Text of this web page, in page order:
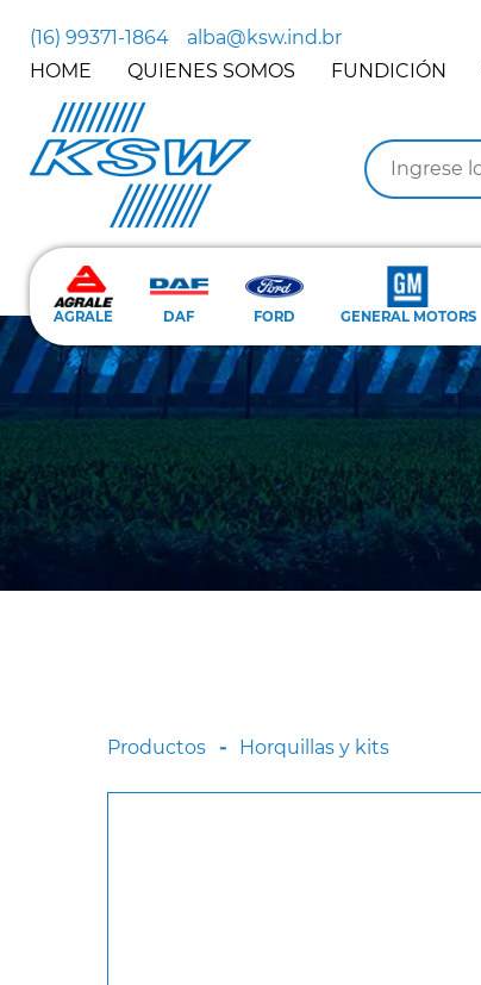
(16) 99371-1864
alba@ksw.ind.br
HOME
QUIENES SOMOS FUNDICIÓN
AGRALE DAF FORD GENERAL MOTORS
Productos Horquillas y kits